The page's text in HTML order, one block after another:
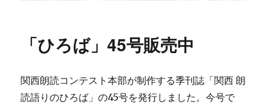
「ひろば」45号販売中
関西朗読コンテスト本部が制作する季刊誌「関西 朗
読語りのひろば」の45号を発行しました。今号で